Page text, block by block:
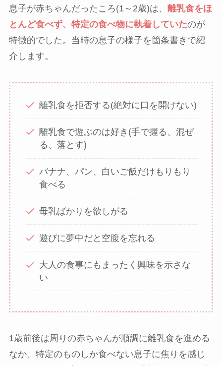
息子が赤ちゃんだったころ(1～2歳)は、 離乳食をほ
とんど食べず、特定の食べ物に執着していたのが
特徴的でした。当時の息子の様子を箇条書きで紹
介します。
離乳食を拒否する(絶対に口を開けない)
離乳食で遊ぶのは好き(手で握る、混ぜ
る、落とす)
バナナ、パン、白いご飯だけもりもり
食べる
母乳ばかりを欲しがる
遊びに夢中だと空腹を忘れる
大人の食事にもまったく興味を示さな
い
1歳前後は周りの赤ちゃんが順調に離乳食を進める
なか、特定のものしか食べない息子に焦りを感じ